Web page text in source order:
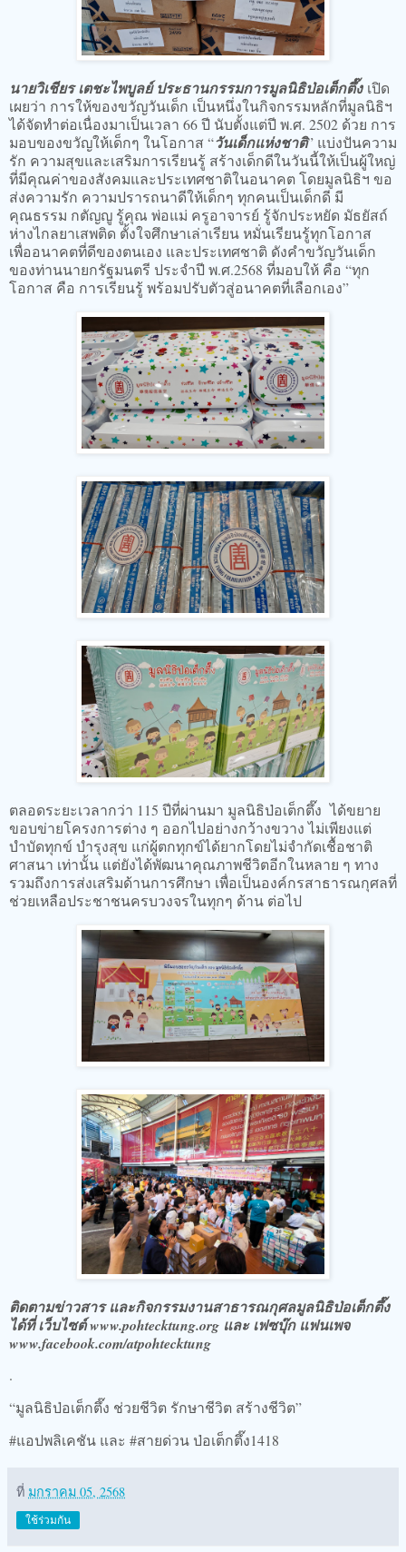
นายวิเชียร เตชะไพบูลย์ ประธานกรรมการมูลนิธิป่อเต็กตึ๊ง เปิด
เผยว่า การให้ของขวัญวันเด็ก เป็นหนึ่งในกิจกรรมหลักที่มูลนิธิฯ
ได้จัดทำต่อเนื่องมาเป็นเวลา 66 ปี นับตั้งแต่ปี พ.ศ. 2502 ด้วย การ
มอบของขวัญให้เด็กๆ ในโอกาส “วันเด็กแห่งชาติ” แบ่งปันความ
รัก ความสุขและเสริมการเรียนรู้ สร้างเด็กดีในวันนี้ให้เป็นผู้ใหญ่
ที่มีคุณค่าของสังคมและประเทศชาติในอนาคต โดยมูลนิธิฯ ขอ
ส่งความรัก ความปรารถนาดีให้เด็กๆ ทุกคนเป็นเด็กดี มี
คุณธรรม กตัญญู รู้คุณ พ่อแม่ ครูอาจารย์ รู้จักประหยัด มัธยัสถ์
ห่างไกลยาเสพติด ตั้งใจศึกษาเล่าเรียน หมั่นเรียนรู้ทุกโอกาส
เพื่ออนาคตที่ดีของตนเอง และประเทศชาติ ดังคำขวัญวันเด็ก
ของท่านนายกรัฐมนตรี ประจำปี พ.ศ.2568 ที่มอบให้ คือ “ทุก
โอกาส คือ การเรียนรู้ พร้อมปรับตัวสู่อนาคตที่เลือกเอง”
ตลอดระยะเวลากว่า 115 ปีที่ผ่านมา มูลนิธิป่อเต็กตึ๊ง ได้ขยาย
ขอบข่ายโครงการต่าง ๆ ออกไปอย่างกว้างขวาง ไม่เพียงแต่
บำบัดทุกข์ บำรุงสุข แก่ผู้ตกทุกข์ได้ยากโดยไม่จำกัดเชื้อชาติ
ศาสนา เท่านั้น แต่ยังได้พัฒนาคุณภาพชีวิตอีกในหลาย ๆ ทาง
รวมถึงการส่งเสริมด้านการศึกษา เพื่อเป็นองค์กรสาธารณกุศลที่
ช่วยเหลือประชาชนครบวงจรในทุกๆ ด้าน ต่อไป
ติดตามข่าวสาร และกิจกรรมงานสาธารณกุศลมูลนิธิป่อเต็กตึ๊ง
ได้ที่ เว็บไซต์ www.pohtecktung.org และ เฟซบุ๊ก แฟนเพจ
www.facebook.com/atpohtecktung
.
“มูลนิธิป่อเต็กตึ๊ง ช่วยชีวิต รักษาชีวิต สร้างชีวิต”
#แอปพลิเคชัน และ #สายด่วน ป่อเต็กตึ๊ง1418
ที่ มกราคม 05, 2568
ใช้ร่วมกัน